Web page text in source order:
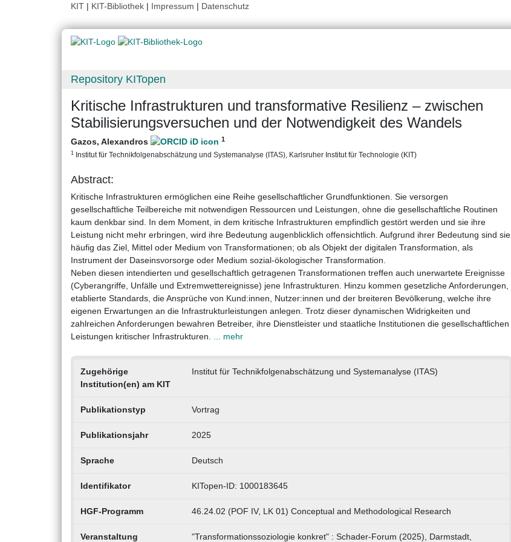
KIT | KIT-Bibliothek | Impressum | Datenschutz
Repository KITopen
Kritische Infrastrukturen und transformative Resilienz – zwischen
Stabilisierungsversuchen und der Notwendigkeit des Wandels
Gazos, Alexandros 1
1 Institut für Technikfolgenabschätzung und Systemanalyse (ITAS), Karlsruher Institut für Technologie (KIT)
Abstract:
Kritische Infrastrukturen ermöglichen eine Reihe gesellschaftlicher Grundfunktionen. Sie versorgen
gesellschaftliche Teilbereiche mit notwendigen Ressourcen und Leistungen, ohne die gesellschaftliche Routinen
kaum denkbar sind. In dem Moment, in dem kritische Infrastrukturen empfindlich gestört werden und sie ihre
Leistung nicht mehr erbringen, wird ihre Bedeutung augenblicklich offensichtlich. Aufgrund ihrer Bedeutung sind sie
häufig das Ziel, Mittel oder Medium von Transformationen; ob als Objekt der digitalen Transformation, als
Instrument der Daseinsvorsorge oder Medium sozial-ökologischer Transformation.
Neben diesen intendierten und gesellschaftlich getragenen Transformationen treffen auch unerwartete Ereignisse
(Cyberangriffe, Unfälle und Extremwettereignisse) jene Infrastrukturen. Hinzu kommen gesetzliche Anforderungen,
etablierte Standards, die Ansprüche von Kund:innen, Nutzer:innen und der breiteren Bevölkerung, welche ihre
eigenen Erwartungen an die Infrastrukturleistungen anlegen. Trotz dieser dynamischen Widrigkeiten und
zahlreichen Anforderungen bewahren Betreiber, ihre Dienstleister und staatliche Institutionen die gesellschaftlichen
Leistungen kritischer Infrastrukturen. ... mehr
Zugehörige
Institution(en) am KIT
Institut für Technikfolgenabschätzung und Systemanalyse (ITAS)
Publikationstyp Vortrag
Publikationsjahr 2025
Sprache Deutsch
Identifikator KITopen-ID: 1000183645
HGF-Programm 46.24.02 (POF IV, LK 01) Conceptual and Methodological Research
Veranstaltung "Transformationssoziologie konkret" : Schader-Forum (2025), Darmstadt,